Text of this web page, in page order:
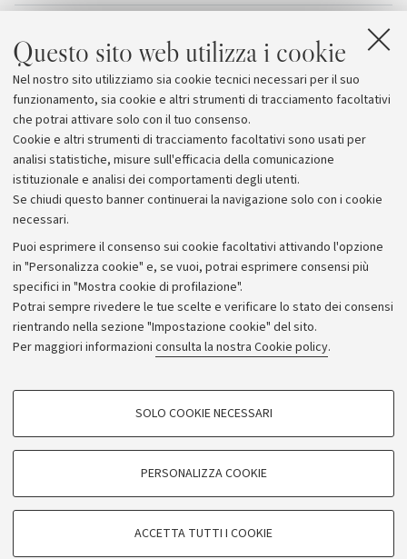
Questo sito web utilizza i cookie
Nel nostro sito utilizziamo sia cookie tecnici necessari per il suo
funzionamento, sia cookie e altri strumenti di tracciamento facoltativi
che potrai attivare solo con il tuo consenso.
Cookie e altri strumenti di tracciamento facoltativi sono usati per
analisi statistiche, misure sull'efficacia della comunicazione
istituzionale e analisi dei comportamenti degli utenti.
Se chiudi questo banner continuerai la navigazione solo con i cookie
necessari.
Puoi esprimere il consenso sui cookie facoltativi attivando l'opzione
in "Personalizza cookie" e, se vuoi, potrai esprimere consensi più
specifici in "Mostra cookie di profilazione".
Potrai sempre rivedere le tue scelte e verificare lo stato dei consensi
rientrando nella sezione "Impostazione cookie" del sito.
Per maggiori informazioni consulta la nostra Cookie policy.
COOKIE DI PROFILAZIONE - FACOLTATIVI
COOKIE TECNICI - NECESSARI
SOLO COOKIE NECESSARI
PERSONALIZZA COOKIE
ACCETTA TUTTI I COOKIE
Allegati
Scarica il calendario completo del
seminario[893.0 KB]
Archivio
Comunicati stampa
Redazione
Rassegna stampa
© Copyright 2026 - ALMA MATER STUDIORUM - Università di
Bologna - Via Zamboni, 33 - 40126 Bologna - PI: 01131710376 -
CF: 80007010376